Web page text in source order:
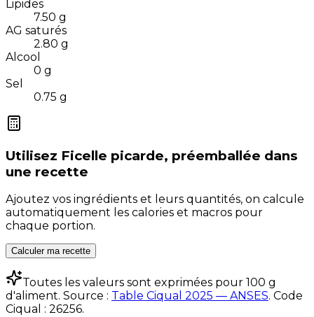
Lipides
7.50 g
AG saturés
2.80 g
Alcool
0 g
Sel
0.75 g
Utilisez Ficelle picarde, préemballée dans
une recette
Ajoutez vos ingrédients et leurs quantités, on calcule
automatiquement les calories et macros pour
chaque portion.
Calculer ma recette
Toutes les valeurs sont exprimées pour 100 g
d'aliment. Source : Table Ciqual 2025 — ANSES. Code
Ciqual : 26256.